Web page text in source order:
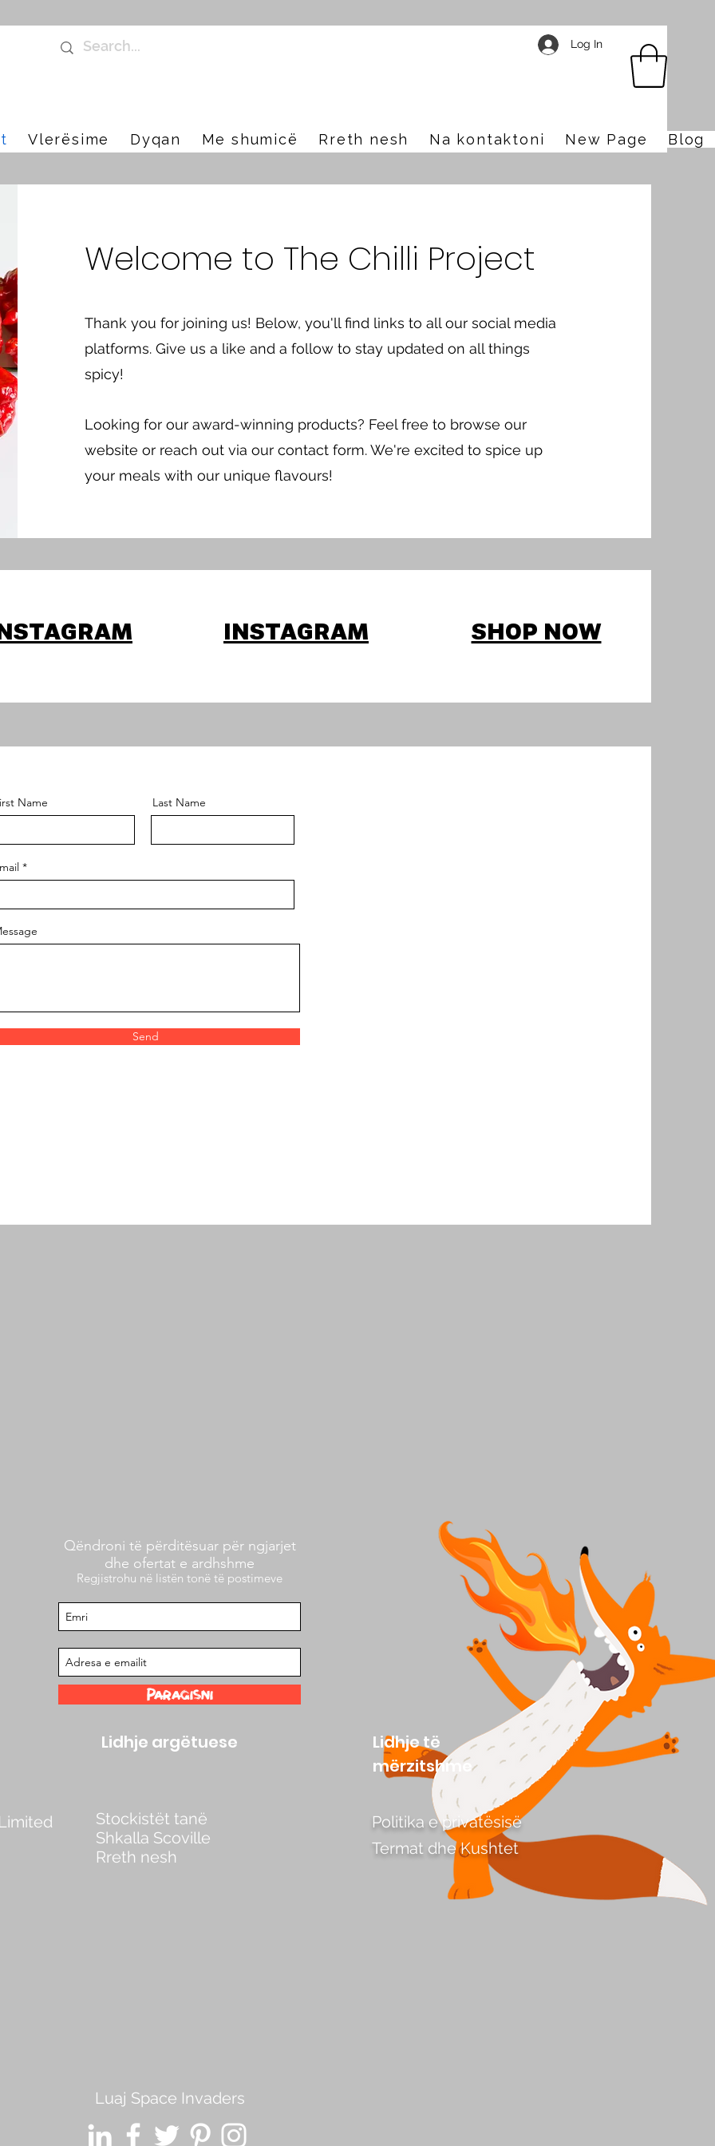
Log In
Vlerësime Dyqan Me shumicë Rreth nesh Na kontaktoni New Page Blog
Welcome to The Chilli Project
Thank you for joining us! Below, you'll find links to all our social media
platforms. Give us a like and a follow to stay updated on all things
spicy!
Looking for our award-winning products? Feel free to browse our
website or reach out via our contact form. We're excited to spice up
your meals with our unique flavours!
INSTAGRAM SHOP NOW
Name Last Name
Send
Qëndroni të përditësuar për ngjarjet
dhe ofertat e ardhshme
Regjistrohu në listën tonë të postimeve
Paraqisni
Lidhje argëtuese
Lidhje të
mërzitshme
Stockistët tanë
Shkalla Scoville
Rreth nesh
Politika e privatësisë
Termat dhe Kushtet
Luaj Space Invaders